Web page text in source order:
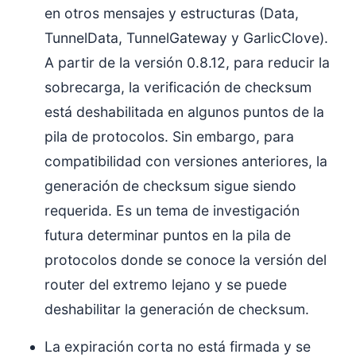
en otros mensajes y estructuras (Data,
TunnelData, TunnelGateway y GarlicClove).
A partir de la versión 0.8.12, para reducir la
sobrecarga, la verificación de checksum
está deshabilitada en algunos puntos de la
pila de protocolos. Sin embargo, para
compatibilidad con versiones anteriores, la
generación de checksum sigue siendo
requerida. Es un tema de investigación
futura determinar puntos en la pila de
protocolos donde se conoce la versión del
router del extremo lejano y se puede
deshabilitar la generación de checksum.
La expiración corta no está firmada y se